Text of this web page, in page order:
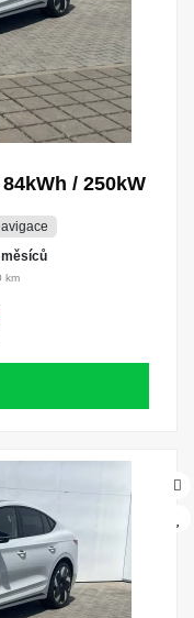
/ 250kW
km